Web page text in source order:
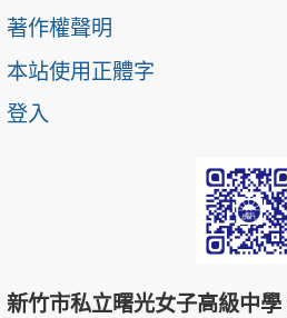
著作權聲明
本站使用正體字
登入
新竹市私立曙光女子高級中學